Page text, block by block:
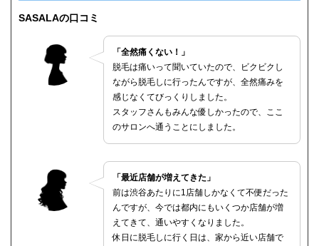
SASALAの口コミ
「全然痛くない！」
脱毛は痛いって聞いていたので、ビクビクし
ながら脱毛しに行ったんですが、全然痛みを
感じなくてびっくりしました。
スタッフさんもみんな優しかったので、ここ
のサロンへ通うことにしました。
「最近店舗が増えてきた」
前は渋谷あたりに1店舗しかなくて不便だった
んですが、今では都内にもいくつか店舗が増
えてきて、通いやすくなりました。
休日に脱毛しに行く日は、家から近い店舗で